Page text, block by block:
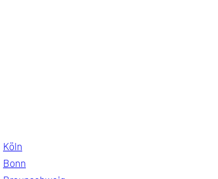
Köln
Bonn